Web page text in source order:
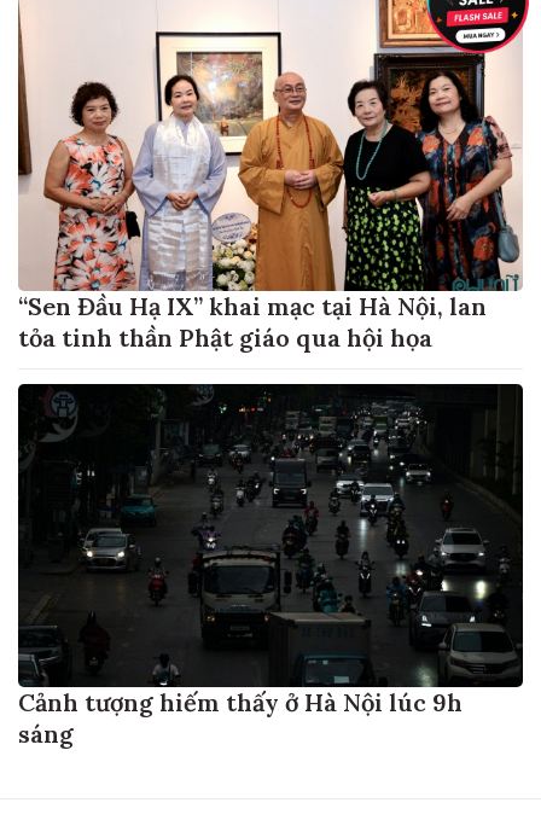
“Sen Đầu Hạ IX” khai mạc tại Hà Nội, lan
tỏa tinh thần Phật giáo qua hội họa
Cảnh tượng hiếm thấy ở Hà Nội lúc 9h
sáng